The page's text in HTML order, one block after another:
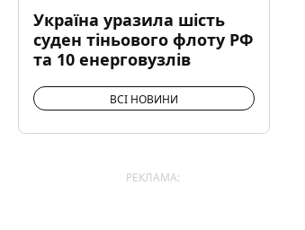
Україна уразила шість
суден тіньового флоту РФ
та 10 енерговузлів
ВСІ НОВИНИ
РЕКЛАМА: